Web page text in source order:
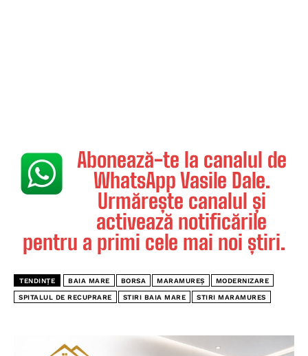
Abonează-te la canalul de
WhatsApp Vasile Dale.
Urmărește canalul și
activează notificările
pentru a primi cele mai noi știri.
TENDINȚE BAIA MARE BORSA MARAMUREȘ MODERNIZARE
SPITALUL DE RECUPRARE STIRI BAIA MARE STIRI MARAMURES